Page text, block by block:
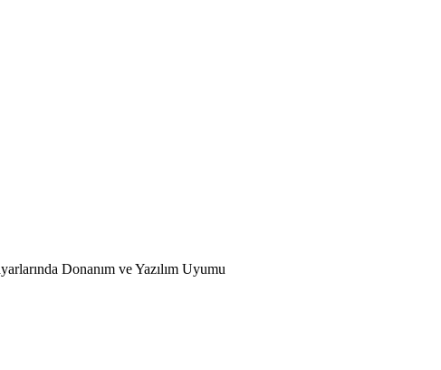
Donanım ve Yazılım Uyumu